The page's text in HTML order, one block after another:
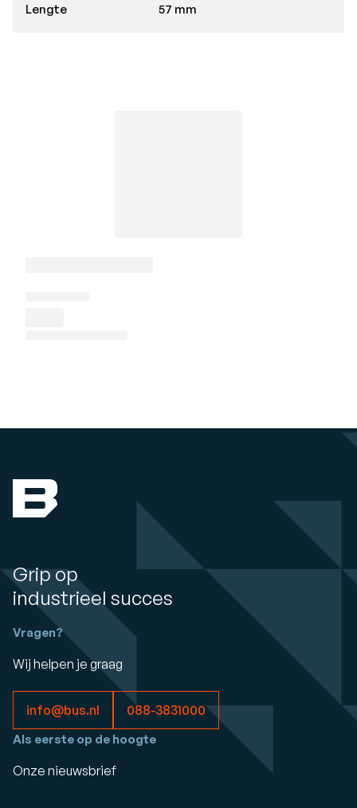
Lengte 57 mm
Grip op
industrieel succes
Vragen?
Wij helpen je graag
info@bus.nl 088-3831000
Als eerste op de hoogte
Onze nieuwsbrief